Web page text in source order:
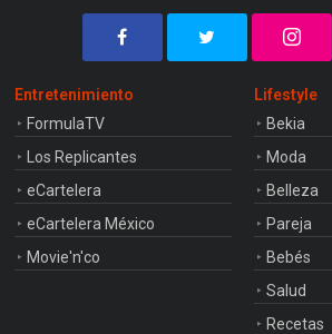
Entretenimiento
FormulaTV
Los Replicantes
eCartelera
eCartelera México
Movie'n'co
Lifestyle
Bekia
Moda
Belleza
Pareja
Bebés
Salud
Recetas